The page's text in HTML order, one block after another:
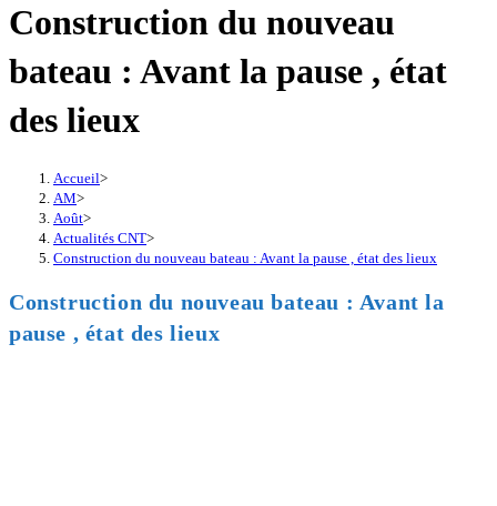
Construction du nouveau
bateau : Avant la pause , état
des lieux
Accueil>
AM>
Août>
Actualités CNT>
Construction du nouveau bateau : Avant la pause , état des lieux
Construction du nouveau bateau : Avant la
pause , état des lieux